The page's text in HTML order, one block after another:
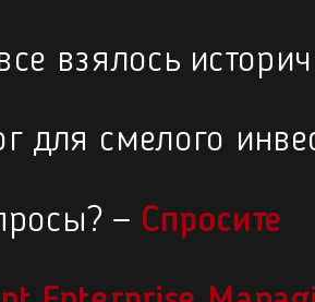
взялось
для смелого
— Спросите